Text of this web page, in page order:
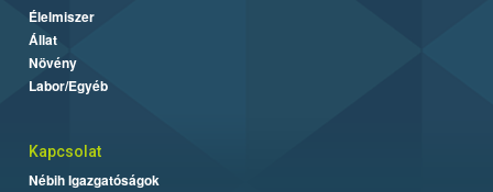
Élelmiszer
Állat
Növény
Labor/Egyéb
Kapcsolat
Nébih Igazgatóságok